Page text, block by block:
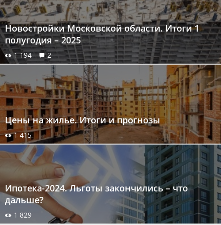
Новостройки Московской области. Итоги 1
полугодия – 2025
1 194 2
Цены на жилье. Итоги и прогнозы
1 415
Ипотека-2024. Льготы закончились – что
дальше?
1 829